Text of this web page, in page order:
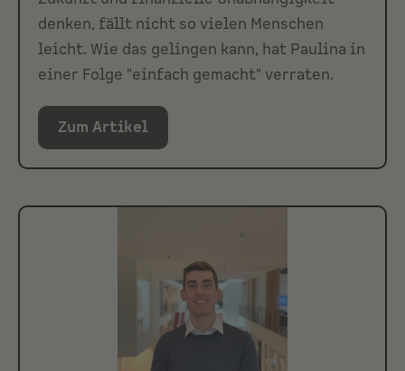
denken, fällt nicht so vielen Menschen
leicht. Wie das gelingen kann, hat Paulina in
einer Folge "einfach gemacht" verraten.
Zum Artikel